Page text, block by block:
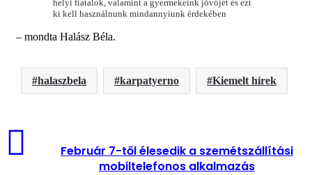
helyi fiatalok, valamint a gyermekeink jövőjét és ezt
ki kell használnunk mindannyiunk érdekében
– mondta Halász Béla.
halaszbela karpatyerno Kiemelt hírek
Február 7-től élesedik a szemétszállítási
mobiltelefonos alkalmazás